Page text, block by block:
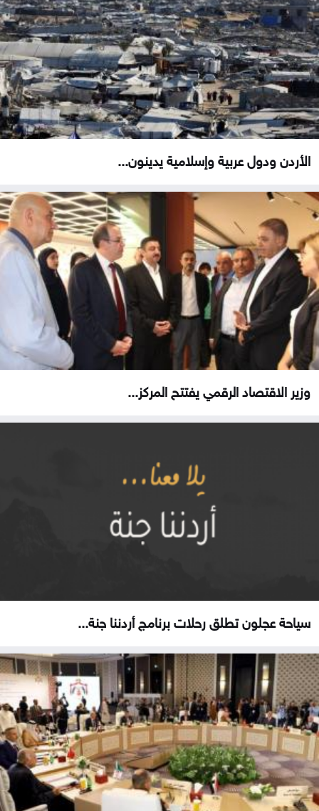
الأردن ودول عربية وإسلامية يدينون...
وزير الاقتصاد الرقمي يفتتح المركز...
سياحة عجلون تطلق رحلات برنامج أردننا جنة...